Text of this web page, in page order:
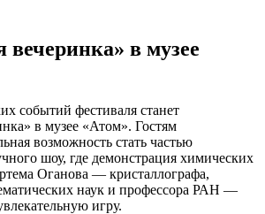
вечеринка» в музее
событий фестиваля станет
в музее «Атом». Гостям
возможность стать частью
шоу, где демонстрация химических
Оганова — кристаллографа,
наук и профессора РАН —
игру.